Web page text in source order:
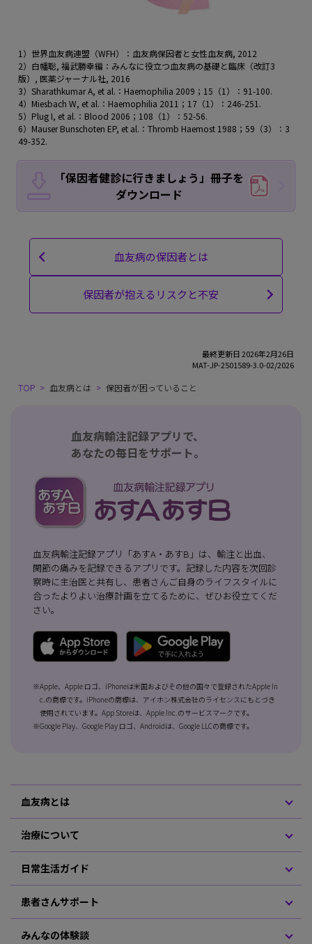
1）世界血友病連盟（WFH）：血友病保因者と女性血友病, 2012
2）白幡聡, 福武勝幸編：みんなに役立つ血友病の基礎と臨床（改訂3
版）, 医薬ジャーナル社, 2016
3）Sharathkumar A, et al.：Haemophilia 2009；15（1）：91-100.
4）Miesbach W, et al.：Haemophilia 2011；17（1）：246-251.
5）Plug I, et al.：Blood 2006；108（1）：52-56.
6）Mauser Bunschoten EP, et al.：Thromb Haemost 1988；59（3）：3
49-352.
「保因者健診に行きましょう」冊子を
ダウンロード
血友病の保因者とは
保因者が抱えるリスクと不安
最終更新日 2026年2月26日
MAT-JP-2501589-3.0-02/2026
TOP 血友病とは 保因者が困っていること
血友病輸注記録アプリで、
あなたの毎日をサポート。
血友病輸注記録アプリ「あすA・あすB」は、輸注と出血、
関節の痛みを記録できるアプリです。記録した内容を次回診
察時に主治医と共有し、患者さんご自身のライフスタイルに
合ったよりよい治療計画を立てるために、ぜひお役立てくだ
さい。
※Apple、Apple ロゴ、iPhoneは米国およびその他の国々で登録されたApple In
c.の商標です。iPhoneの商標は、アイホン株式会社のライセンスにもとづき
使用されています。App Storeは、Apple Inc.のサービスマークです。
※Google Play、Google Play ロゴ、Androidは、Google LLCの商標です。
血友病とは
治療について
日常生活ガイド
患者さんサポート
みんなの体験談